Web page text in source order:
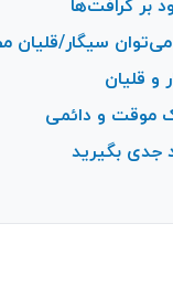
بر گرافت‌ها
سیگار/قلیان
و قلیان
موقت و دائمی
جدی بگیرید